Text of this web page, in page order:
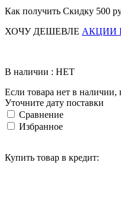
Как получить Скидку 500
ХОЧУ ДЕШЕВЛЕ АКЦИИ
В наличии : НЕТ
Если товара нет в наличии,
Уточните дату поставки
Сравнение
Избранное
Купить товар в кредит: